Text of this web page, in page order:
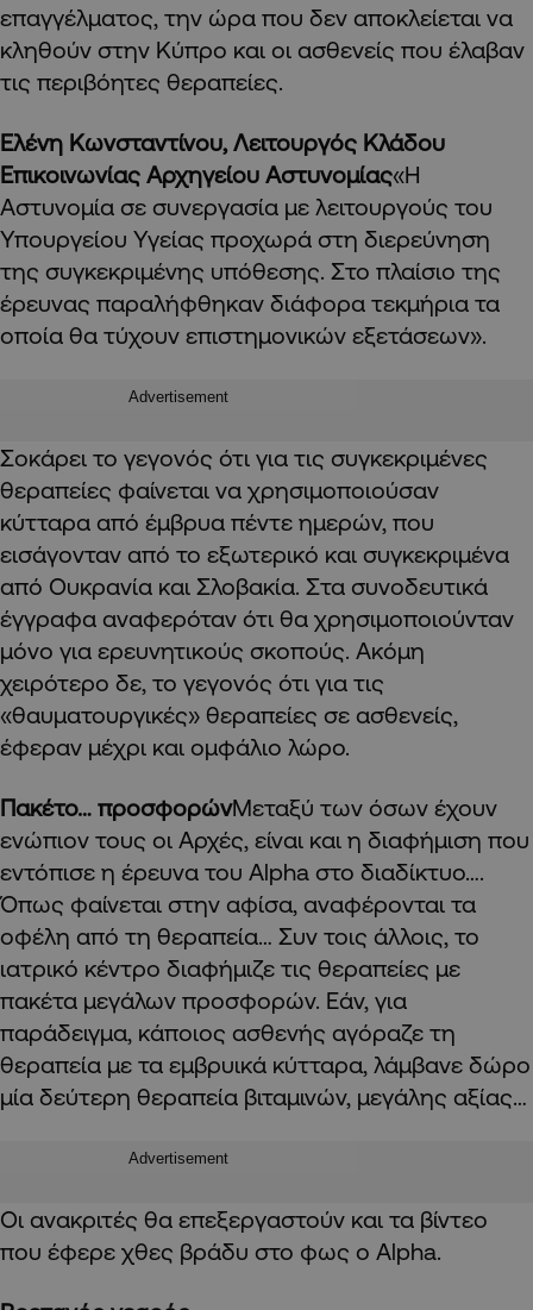
επαγγέλματος, την ώρα που δεν αποκλείεται να
κληθούν στην Κύπρο και οι ασθενείς που έλαβαν
τις περιβόητες θεραπείες.
Ελένη Κωνσταντίνου, Λειτουργός Κλάδου
Επικοινωνίας Αρχηγείου Αστυνομίας«Η
Αστυνομία σε συνεργασία με λειτουργούς του
Υπουργείου Υγείας προχωρά στη διερεύνηση
της συγκεκριμένης υπόθεσης. Στο πλαίσιο της
έρευνας παραλήφθηκαν διάφορα τεκμήρια τα
οποία θα τύχουν επιστημονικών εξετάσεων».
Advertisement
Σοκάρει το γεγονός ότι για τις συγκεκριμένες
θεραπείες φαίνεται να χρησιμοποιούσαν
κύτταρα από έμβρυα πέντε ημερών, που
εισάγονταν από το εξωτερικό και συγκεκριμένα
από Ουκρανία και Σλοβακία. Στα συνοδευτικά
έγγραφα αναφερόταν ότι θα χρησιμοποιούνταν
μόνο για ερευνητικούς σκοπούς. Ακόμη
χειρότερο δε, το γεγονός ότι για τις
«θαυματουργικές» θεραπείες σε ασθενείς,
έφεραν μέχρι και ομφάλιο λώρο.
Πακέτο… προσφορώνΜεταξύ των όσων έχουν
ενώπιον τους οι Αρχές, είναι και η διαφήμιση που
εντόπισε η έρευνα του Alpha στο διαδίκτυο….
Όπως φαίνεται στην αφίσα, αναφέρονται τα
οφέλη από τη θεραπεία… Συν τοις άλλοις, το
ιατρικό κέντρο διαφήμιζε τις θεραπείες με
πακέτα μεγάλων προσφορών. Εάν, για
παράδειγμα, κάποιος ασθενής αγόραζε τη
θεραπεία με τα εμβρυικά κύτταρα, λάμβανε δώρο
μία δεύτερη θεραπεία βιταμινών, μεγάλης αξίας…
Advertisement
Οι ανακριτές θα επεξεργαστούν και τα βίντεο
που έφερε χθες βράδυ στο φως ο Alpha.